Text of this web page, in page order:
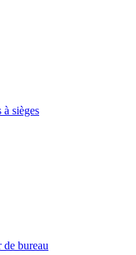
à sièges
bureau